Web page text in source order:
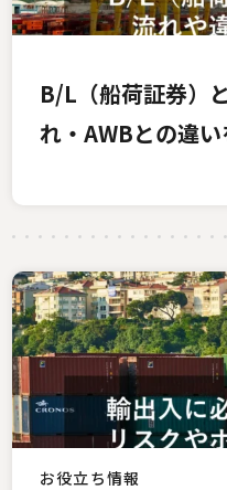
B/L（船荷証券）
れ・AWBとの違
お役立ち情報